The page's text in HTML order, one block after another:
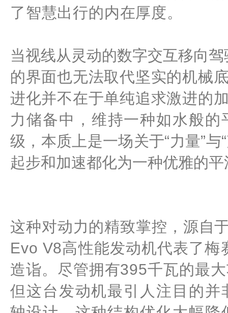
了智慧出行的内在厚度。
当视线从灵动的数字交互移向
的界面也无法取代坚实的机械
进化并不在于单纯追求激进的
力储备中，维持一种如水般
级，本质上是一场关于“力量”
起步和加速都化为一种优雅的
这种对动力的精致掌控，源自
Evo V8高性能发动机代表了
造诣。尽管拥有395千瓦的最
但这台发动机最引人注目的